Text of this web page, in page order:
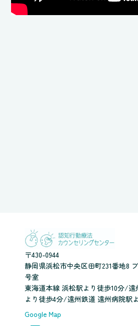
〒430-0944
静岡県浜松市中央区田町231番地8
号室
東海道本線 浜松駅より徒歩10分/
より徒歩4分/遠州鉄道 遠州病院駅
Google Map